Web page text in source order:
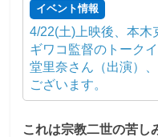
イベント情報
4/22(土)上映後、本木
ギワコ監督のトーク
堂里奈さん（出演）
ございます。
これは宗教二世の苦し